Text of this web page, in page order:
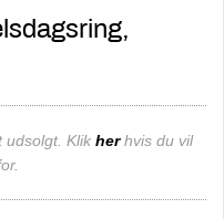
udsolgt. Klik herhvis du vil